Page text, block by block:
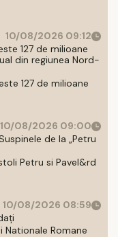
10/08/2026 09:12
127 de milioane
din regiunea Nord-
127 de milioane
10/08/2026 09:00
de la „Petru
Petru si Pavel&rd
10/08/2026 08:59
Romane